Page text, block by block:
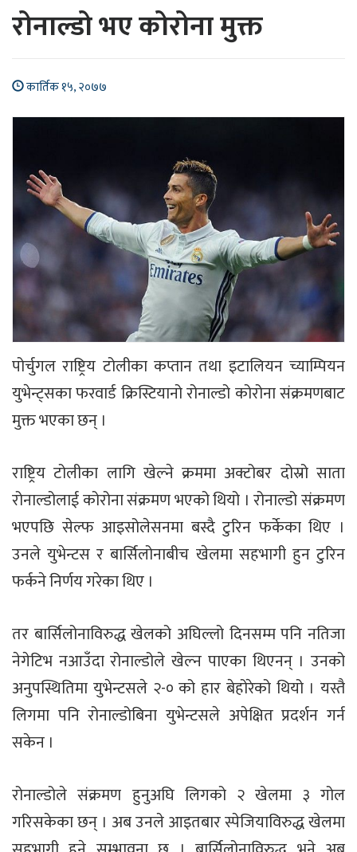
रोनाल्डो भए कोरोना मुक्त
कार्तिक १५, २०७७
पोर्चुगल राष्ट्रिय टोलीका कप्तान तथा इटालियन च्याम्पियन
युभेन्ट्सका फरवार्ड क्रिस्टियानो रोनाल्डो कोरोना संक्रमणबाट
मुक्त भएका छन् ।
राष्ट्रिय टोलीका लागि खेल्ने क्रममा अक्टोबर दोस्रो साता
रोनाल्डोलाई कोरोना संक्रमण भएको थियो । रोनाल्डो संक्रमण
भएपछि सेल्फ आइसोलेसनमा बस्दै टुरिन फर्केका थिए ।
उनले युभेन्टस र बार्सिलोनाबीच खेलमा सहभागी हुन टुरिन
फर्कने निर्णय गरेका थिए ‌।
तर बार्सिलोनाविरुद्ध खेलको अघिल्लो दिनसम्म पनि नतिजा
नेगेटिभ नआउँदा रोनाल्डोले खेल्न पाएका थिएनन् । उनको
अनुपस्थितिमा युभेन्टसले २-० को हार बेहोरेको थियो । यस्तै
लिगमा पनि रोनाल्डोबिना युभेन्टसले अपेक्षित प्रदर्शन गर्न
सकेन ।
रोनाल्डोले संक्रमण हुनुअघि लिगको २ खेलमा ३ गोल
गरिसकेका छन् । अब उनले आइतबार स्पेजियाविरुद्ध खेलमा